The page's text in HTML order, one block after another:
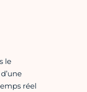
le
réel